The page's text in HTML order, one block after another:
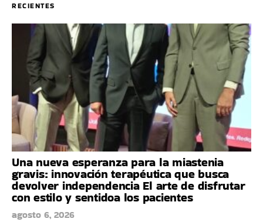
RECIENTES
Una nueva esperanza para la miastenia
gravis: innovación terapéutica que busca
devolver independencia El arte de disfrutar
con estilo y sentidoa los pacientes
agosto 6, 2026